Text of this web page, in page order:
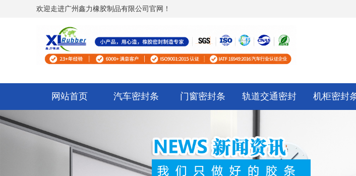
欢迎走进广州鑫力橡胶制品有限公司官网！
网站首页 汽车密封条 门窗密封条 轨道交通密封 机柜密封